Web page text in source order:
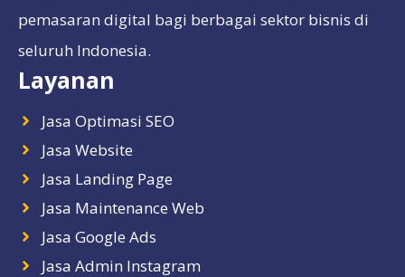
pemasaran digital bagi berbagai sektor bisnis di
seluruh Indonesia.
Layanan
Jasa Optimasi SEO
Jasa Website
Jasa Landing Page
Jasa Maintenance Web
Jasa Google Ads
Jasa Admin Instagram